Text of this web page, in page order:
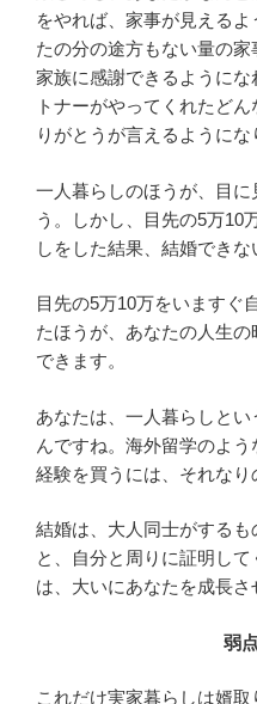
をやれば、家事が見える
たの分の途方もない量の
家族に感謝できるように
トナーがやってくれたど
りがとうが言えるようにな
一人暮らしのほうが、目に
う。しかし、目先の5万10
しをした結果、結婚できな
目先の5万10万をいますぐ
たほうが、あなたの人生
できます。
あなたは、一人暮らしと
んですね。海外留学のよ
経験を買うには、それなり
結婚は、大人同士がする
と、自分と周りに証明し
は、大いにあなたを成長さ
弱
これだけ実家暮らしは婿